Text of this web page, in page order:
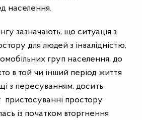
населення.
зазначають, що ситуація з
для людей з інвалідністю,
груп населення, до
в той чи інший період життя
з пересуванням, досить
простору
із початком вторгнення